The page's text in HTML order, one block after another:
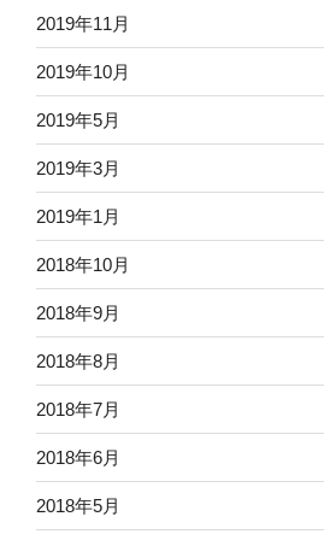
2019年11月
2019年10月
2019年5月
2019年3月
2019年1月
2018年10月
2018年9月
2018年8月
2018年7月
2018年6月
2018年5月